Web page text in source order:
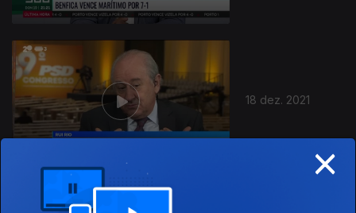
18 dez. 2021
×